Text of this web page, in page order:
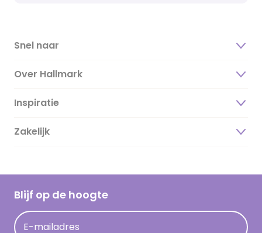
Snel naar
Over Hallmark
Over ons
Duurzaamheid
Hallmark Kaartclub
Acties
Inspiratie
Magazine
Cadeau inspiratie
Kaartinspiratie
Zakelijk
Blijf op de hoogte
E-mailadres